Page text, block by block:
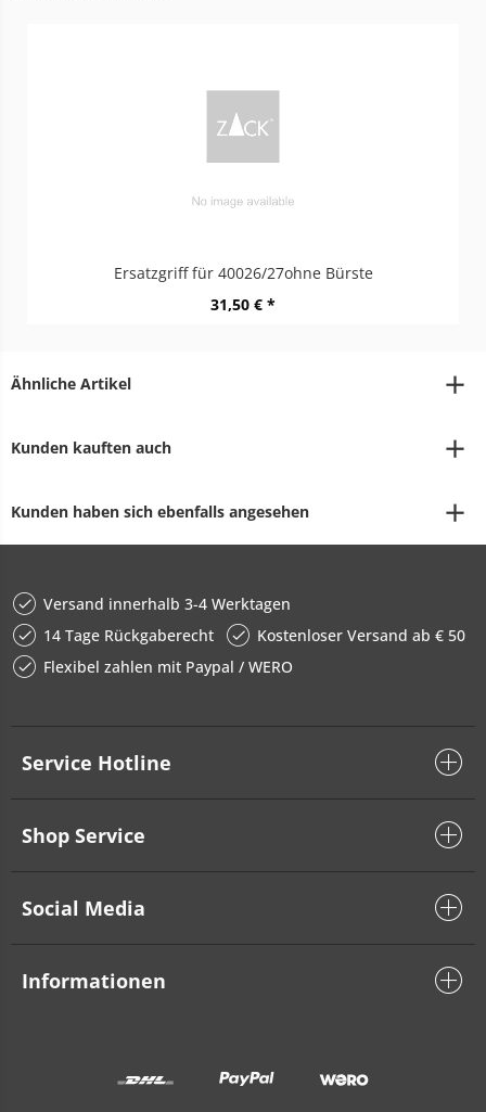
Ersatzgriff für 40026/27ohne Bürste
31,50 € *
Ähnliche Artikel
Kunden kauften auch
Kunden haben sich ebenfalls angesehen
Versand innerhalb 3-4 Werktagen
14 Tage Rückgaberecht
Kostenloser Versand ab € 50
Flexibel zahlen mit Paypal / WERO
Service Hotline
Shop Service
Social Media
Informationen